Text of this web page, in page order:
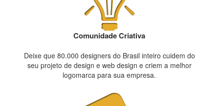
Comunidade Criativa
Deixe que 80.000 designers do Brasil inteiro cuidem do
seu projeto de design e web design e criem a melhor
logomarca para sua empresa.